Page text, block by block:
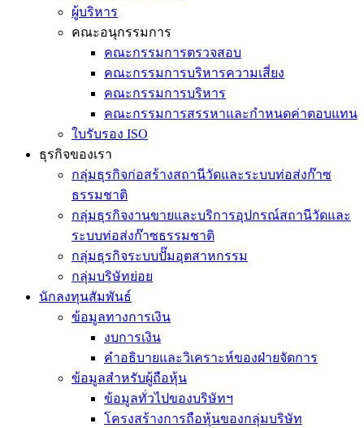
ผู้บริหาร
คณะอนุกรรมการ
คณะกรรมการตรวจสอบ
คณะกรรมการบริหารความเสี่ยง
คณะกรรมการบริหาร
คณะกรรมการสรรหาและกำหนดค่าตอบแทน
ใบรับรอง ISO
ธุรกิจของเรา
กลุ่มธุรกิจก่อสร้างสถานีวัดและระบบท่อส่งก๊าซ
ธรรมชาติ
กลุ่มธุรกิจงานขายและบริการอุปกรณ์สถานีวัดและ
ระบบท่อส่งก๊าซธรรมชาติ
กลุ่มธุรกิจระบบปั๊มอุตสาหกรรม
กลุ่มบริษัทย่อย
นักลงทุนสัมพันธ์
ข้อมูลทางการเงิน
งบการเงิน
คำอธิบายและวิเคราะห์ของฝ่ายจัดการ
ข้อมูลสำหรับผู้ถือหุ้น
ข้อมูลทั่วไปของบริษัทฯ
โครงสร้างการถือหุ้นของกลุ่มบริษัท